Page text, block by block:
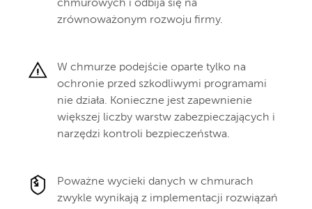
chmurowych i odbija się na
zrównoważonym rozwoju firmy.
W chmurze podejście oparte tylko na
ochronie przed szkodliwymi programami
nie działa. Konieczne jest zapewnienie
większej liczby warstw zabezpieczających i
narzędzi kontroli bezpieczeństwa.
Poważne wycieki danych w chmurach
zwykle wynikają z implementacji rozwiązań